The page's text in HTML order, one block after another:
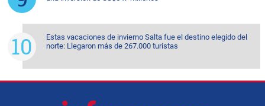
Estas vacaciones de invierno Salta fue el destino elegido del
norte: Llegaron más de 267.000 turistas